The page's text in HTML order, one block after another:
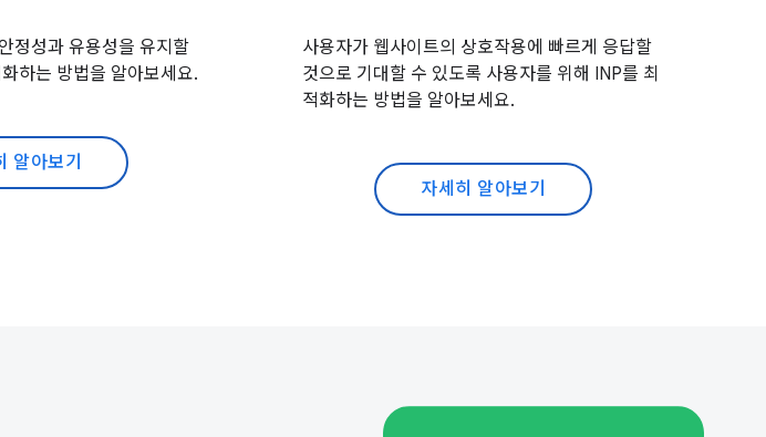
정성과 유용성을 유지할
하는 방법을 알아보세요.
알아보기
사용자가 웹사이트의 상호작용에 빠르게 응답할
것으로 기대할 수 있도록 사용자를 위해 INP를 최
적화하는 방법을 알아보세요.
자세히 알아보기